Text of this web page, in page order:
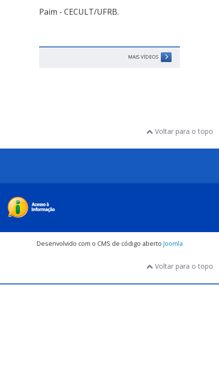
Paim - CECULT/UFRB.
MAIS VÍDEOS
Voltar para o topo
Desenvolvido com o CMS de código aberto Joomla
Voltar para o topo